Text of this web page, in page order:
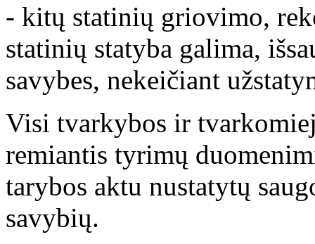
- kitų statinių griovimo,
statinių statyba galima,
savybes, nekeičiant
Visi tvarkybos ir
remiantis tyrimų
tarybos aktu nustatytų
savybių.